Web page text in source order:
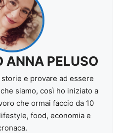
ANNA PELUSO
e provare ad essere
siamo, così ho iniziato a
che ormai faccio da 10
food, economia e